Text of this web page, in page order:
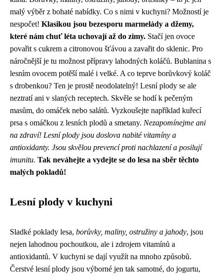
malý výběr z bohaté nabídky. Co s nimi v kuchyni? Možností je
nespočet! Klasikou jsou bezesporu marmelády a džemy,
které nám chuť léta uchovají až do zimy. Stačí jen ovoce
povařit s cukrem a citronovou šťávou a zavařit do sklenic. Pro
náročnější je tu možnost přípravy lahodných koláčů. Bublanina s
lesním ovocem potěší malé i velké. A co teprve borůvkový koláč
s drobenkou? Ten je prostě neodolatelný! Lesní plody se ale
neztratí ani v slaných receptech. Skvěle se hodí k pečeným
masům, do omáček nebo salátů. Vyzkoušejte například kuřecí
prsa s omáčkou z lesních plodů a smetany. Nezapomínejme ani
na zdraví! Lesní plody jsou doslova nabité vitamíny a
antioxidanty. Jsou skvělou prevencí proti nachlazení a posilují
imunitu. Tak neváhejte a vydejte se do lesa na sběr těchto
malých pokladů!
Lesní plody v kuchyni
Sladké poklady lesa, borůvky, maliny, ostružiny a jahody, jsou
nejen lahodnou pochoutkou, ale i zdrojem vitamínů a
antioxidantů. V kuchyni se dají využít na mnoho způsobů.
Čerstvé lesní plody jsou výborné jen tak samotné, do jogurtu,